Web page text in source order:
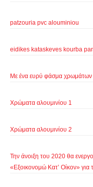
patzouria pvc alouminiou
eidikes kataskeves kourba
Με ένα ευρύ φάσμα χρωμάτων
Χρώματα αλουμινίου 1
Χρώματα αλουμινίου 2
Την άνοιξη του 2020 θα
«Εξοικονομώ Κατ’ Οίκον» για